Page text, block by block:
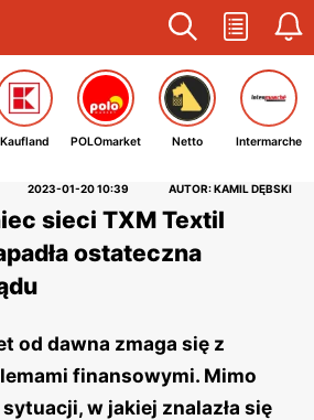
Kaufland POLOmarket Netto Intermarche
2023-01-20 10:39 AUTOR: KAMIL DĘBSKI
sieci TXM Textil
ostateczna
od dawna zmaga się z
finansowymi. Mimo
w jakiej znalazła się